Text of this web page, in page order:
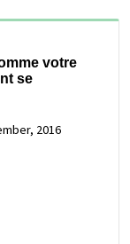
votre
se
2016